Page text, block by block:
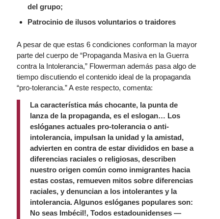
del grupo;
Patrocinio de ilusos voluntarios o traidores
A pesar de que estas 6 condiciones conforman la mayor
parte del cuerpo de “Propaganda Masiva en la Guerra
contra la Intolerancia,” Flowerman además pasa algo de
tiempo discutiendo el contenido ideal de la propaganda
“pro-tolerancia.” A este respecto, comenta:
La característica más chocante, la punta de
lanza de la propaganda, es el eslogan… Los
eslóganes actuales pro-tolerancia o anti-
intolerancia, impulsan la unidad y la amistad,
advierten en contra de estar divididos en base a
diferencias raciales o religiosas, describen
nuestro origen común como inmigrantes hacia
estas costas, remueven mitos sobre diferencias
raciales, y denuncian a los intolerantes y la
intolerancia. Algunos eslóganes populares son:
No seas Imbécil!, Todos estadounidenses —